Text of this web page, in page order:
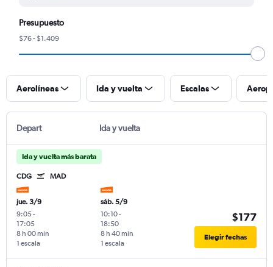
Presupuesto
$76 - $1.409
Aerolíneas Ida y vuelta Escalas
Depart Ida y vuelta
Ida y vuelta más barata
CDG MAD
jue. 3/9
9:05-
17:05
1 escala
8 h 00 min
sáb. 5/9
10:10-
18:50
1 escala
8 h 40 min
$177
Elegir fechas